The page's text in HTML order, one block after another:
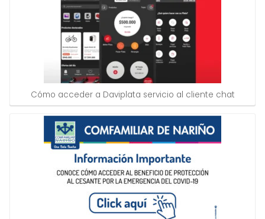
Cómo acceder a Daviplata servicio al cliente chat